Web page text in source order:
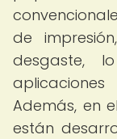
de
desgaste,
Además, en
están